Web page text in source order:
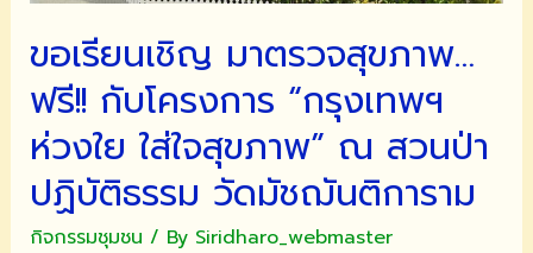
ขอเรียนเชิญ มาตรวจสุขภาพ…
ฟรี!! กับโครงการ “กรุงเทพฯ
ห่วงใย ใส่ใจสุขภาพ” ณ สวนป่า
ปฏิบัติธรรม วัดมัชฌันติการาม
กิจกรรมชุมชน / By Siridharo_webmaster